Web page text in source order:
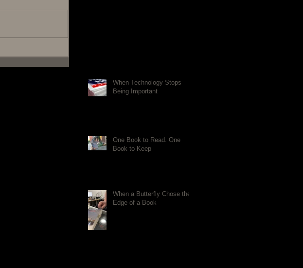
When Technology Stops
Being Important
One Book to Read. One
Book to Keep
When a Butterfly Chose the
Edge of a Book